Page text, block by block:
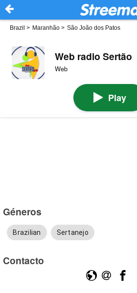
Brazil > Maranhão > São João dos Patos
Web radio Sertão
Web
Play
Géneros
Brazilian Sertanejo
Contacto